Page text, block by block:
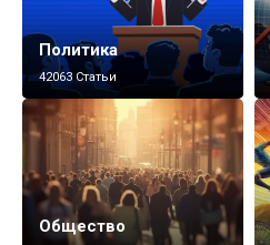
Политика
42063 Статьи
Общество